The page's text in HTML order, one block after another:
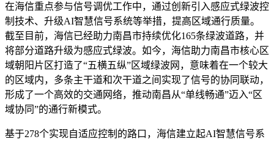
在海信重点参与信号调优工作中，通过创新引入感应式绿波控
制技术、升级AI智慧信号系统等举措，提高区域通行质量。
截至目前，海信已经助力南昌市持续优化165条绿波道路，并
将部分道路升级为感应式绿波。如今，海信助力南昌市核心区
域朝阳片区打造了“五横五纵”区域绿波网，意味着在⼀个较⼤
的区域内，多条主⼲道和次⼲道之间实现了信号的协同联动，
形成了⼀个⾼效的交通⽹络，推动南昌从“单线畅通”迈入“区
域协同”的通行新模式。
基于278个实现自适应控制的路口，海信建立起AI智慧信号系